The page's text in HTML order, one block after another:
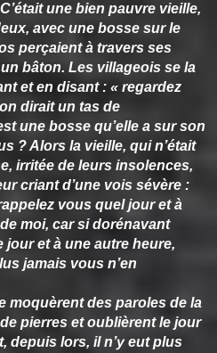
une bien pauvre vieille,
avec une bosse sur le
perçaient à travers ses
bâton. Les villageois se la
et en disant : « regardez
dirait un tas de
une bosse qu’elle a sur son
? Alors la vieille, qui n’était
irritée de leurs insolences,
criant d’une vois sévère :
vous quel jour et à
moi, car si dorénavant
jour et à une autre heure,
jamais vous n’en
moquèrent des paroles de la
pierres et oublièrent le jour
depuis lors, il n’y eut plus